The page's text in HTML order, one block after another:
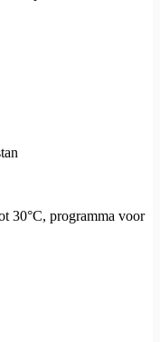
30°C, programma voor